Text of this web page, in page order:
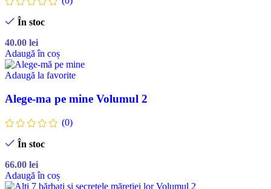
În stoc
40.00 lei
Adaugă în coș
Adaugă la favorite
Alege-ma pe mine Volumul 2
(0)
În stoc
66.00 lei
Adaugă în coș